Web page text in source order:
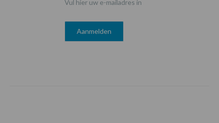
Vul hier uw e-mailadres in